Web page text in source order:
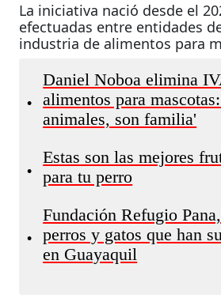
La iniciativa nació desde el
efectuadas entre entidades
industria de alimentos para
•
Daniel Noboa elimina
alimentos para
animales, son familia'
•
Estas son las mejores
para tu perro
•
Fundación Refugio
perros y gatos que han
en Guayaquil